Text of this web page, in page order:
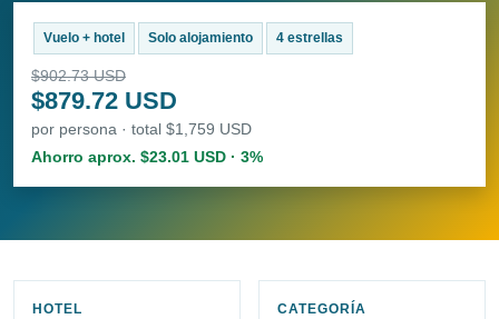
Vuelo + hotel Solo alojamiento 4 estrellas
$902.73 USD
$879.72 USD
por persona · total $1,759 USD
Ahorro aprox. $23.01 USD · 3%
HOTEL CATEGORÍA